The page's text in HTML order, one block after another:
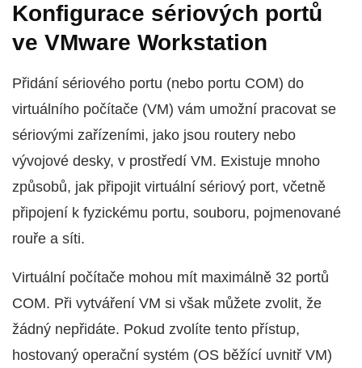
Konfigurace sériových portů
ve VMware Workstation
Přidání sériového portu (nebo portu COM) do
virtuálního počítače (VM) vám umožní pracovat se
sériovými zařízeními, jako jsou routery nebo
vývojové desky, v prostředí VM. Existuje mnoho
způsobů, jak připojit virtuální sériový port, včetně
připojení k fyzickému portu, souboru, pojmenované
rouře a síti.
Virtuální počítače mohou mít maximálně 32 portů
COM. Při vytváření VM si však můžete zvolit, že
žádný nepřidáte. Pokud zvolíte tento přístup,
hostovaný operační systém (OS běžící uvnitř VM)